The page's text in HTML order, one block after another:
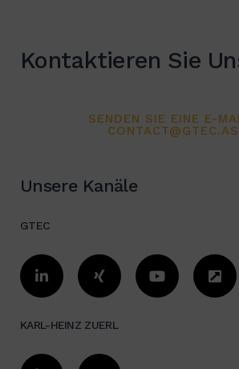
Kontaktieren Sie
SENDEN SIE EINE E-
Unsere Kanäle
GTEC
KARL-HEINZ ZUERL